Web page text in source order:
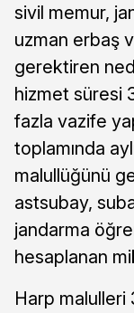
sivil memur,
uzman erbaş
gerektiren
hizmet süresi
fazla vazife
toplamında
malullüğünü
astsubay,
jandarma
hesaplanan
Harp malulleri